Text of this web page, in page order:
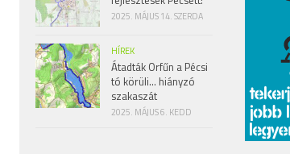
2025. MÁJUS 14. SZERDA
HÍREK
Átadták Orfűn a Pécsi
tó körüli… hiányzó
szakaszát
2025. MÁJUS 6. KEDD